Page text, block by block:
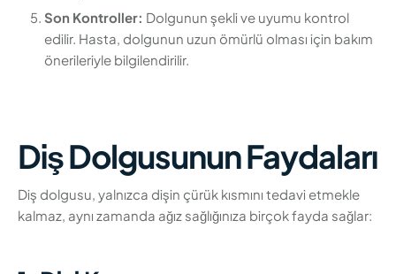
Son Kontroller: Dolgunun şekli ve uyumu kontrol
edilir. Hasta, dolgunun uzun ömürlü olması için bakım
önerileriyle bilgilendirilir.
Diş Dolgusunun Faydaları
Diş dolgusu, yalnızca dişin çürük kısmını tedavi etmekle
kalmaz, aynı zamanda ağız sağlığınıza birçok fayda sağlar: